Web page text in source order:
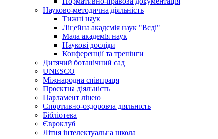
Науково-методична діяльність
Тижні наук
Ліцейна академія наук "Вєді"
Мала академія наук
Наукові досліди
Конференції та тренінги
Дитячий ботанічний сад
UNESCO
Міжнародна співпраця
Проєктна діяльність
Парламент ліцею
Спортивно-оздоровча діяльність
Бібліотека
Євроклуб
Літня інтелектуальна школа